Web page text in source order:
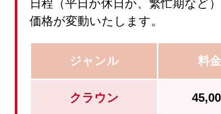
日程（平日か休日か、繁忙期など
価格が変動いたします。
ジャンル 料
クラウン